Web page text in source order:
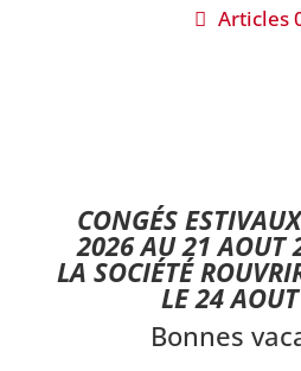
Articles
CONGÉS
2026 AU 21 AOUT
LA SOCIÉTÉ
LE 24
Bonnes